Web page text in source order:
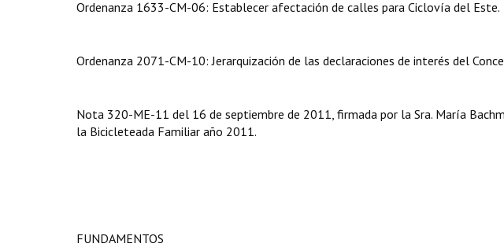
Ordenanza 1633-CM-06: Establecer afectación de calles para Ciclovía del Este.
Ordenanza 2071-CM-10: Jerarquización de las declaraciones de interés del
Nota 320-ME-11 del 16 de septiembre de 2011, firmada por la Sra. María
la Bicicleteada Familiar año 2011.
FUNDAMENTOS